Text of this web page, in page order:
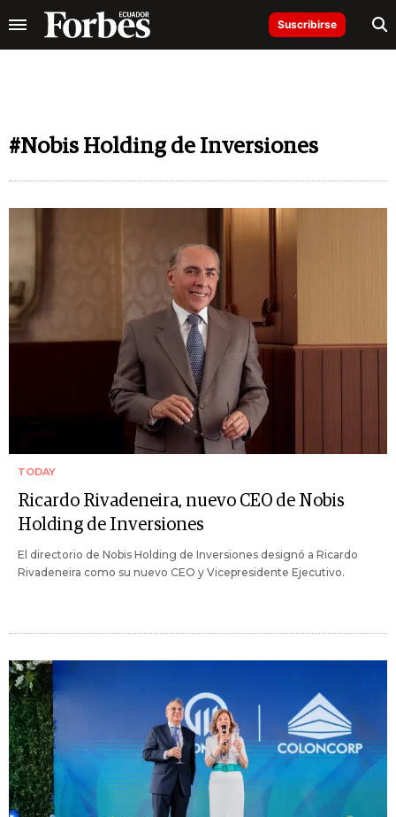
Suscribirse
#Nobis Holding de Inversiones
TODAY
Ricardo Rivadeneira, nuevo CEO de Nobis
Holding de Inversiones
El directorio de Nobis Holding de Inversiones designó a Ricardo
Rivadeneira como su nuevo CEO y Vicepresidente Ejecutivo.